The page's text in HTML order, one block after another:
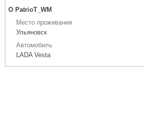
О PatrioT_WM
Место проживания
Ульяновск
Автомобиль
LADA Vesta